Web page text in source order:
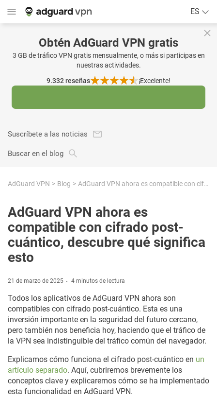
ES
Obtén AdGuard VPN gratis
3 GB de tráfico VPN gratis mensualmente, o más si participas en
nuestras actividades.
9.332reseñas ¡Excelente!
Suscríbete a las noticias
Buscar en el blog
AdGuard VPN Blog AdGuard VPN ahora es compatible con cifrado post-cuántico, descubre qué significa esto
AdGuard VPN ahora es
compatible con cifrado post-
cuántico, descubre qué significa
esto
21 de marzo de 2025 4 minutos de lectura
Todos los aplicativos de AdGuard VPN ahora son
compatibles con cifrado post-cuántico. Esta es una
inversión importante en la seguridad del futuro cercano,
pero también nos beneficia hoy, haciendo que el tráfico de
la VPN sea indistinguible del tráfico común del navegador.
Explicamos cómo funciona el cifrado post-cuántico en un
artículo separado. Aquí, cubriremos brevemente los
conceptos clave y explicaremos cómo se ha implementado
esta funcionalidad en AdGuard VPN.